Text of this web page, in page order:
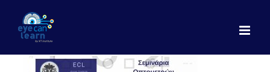
περιεχόμενο